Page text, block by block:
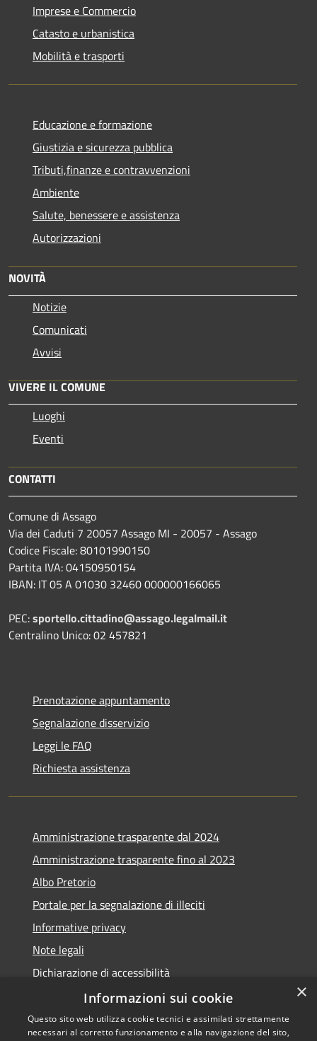
Imprese e Commercio
Catasto e urbanistica
Mobilità e trasporti
Educazione e formazione
Giustizia e sicurezza pubblica
Tributi,finanze e contravvenzioni
Ambiente
Salute, benessere e assistenza
Autorizzazioni
NOVITÀ
Notizie
Comunicati
Avvisi
VIVERE IL COMUNE
Luoghi
Eventi
CONTATTI
Comune di Assago
Via dei Caduti 7 20057 Assago MI - 20057 - Assago
Codice Fiscale: 80101990150
Partita IVA: 04150950154
IBAN: IT 05 A 01030 32460 000000166065
PEC:sportello.cittadino@assago.legalmail.it
Centralino Unico: 02 457821
Prenotazione appuntamento
Segnalazione disservizio
Leggi le FAQ
Richiesta assistenza
Amministrazione trasparente dal 2024
Amministrazione trasparente fino al 2023
Albo Pretorio
Portale per la segnalazione di illeciti
Informative privacy
Note legali
Dichiarazione di accessibilità
Segnalazioni di inaccessibilità
×
Informazioni sui cookie
Questo sito web utilizza cookie tecnici e assimilati strettamente
necessari al corretto funzionamento e alla navigazione del sito,